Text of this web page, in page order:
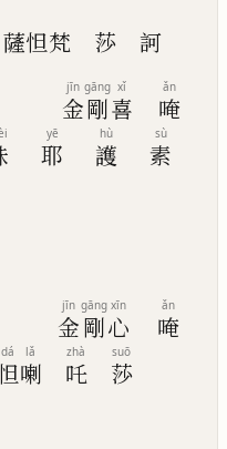
薩怛梵 莎 訶
金
jīn
剛
gāng
喜
xǐ
唵
ǎn
耶
yē
護
hù
素
sù
金
jīn
剛
gāng
心
xīn
唵
ǎn
dá
喇
lǎ
吒
zhà
莎
suō